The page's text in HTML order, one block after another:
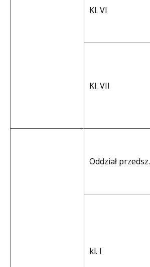
Kl. VI
Kl. VII
Oddział przedsz.
kl. I